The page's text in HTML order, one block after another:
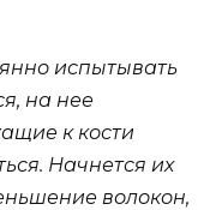
испытывать
на нее
к кости
Начнется их
волокон,